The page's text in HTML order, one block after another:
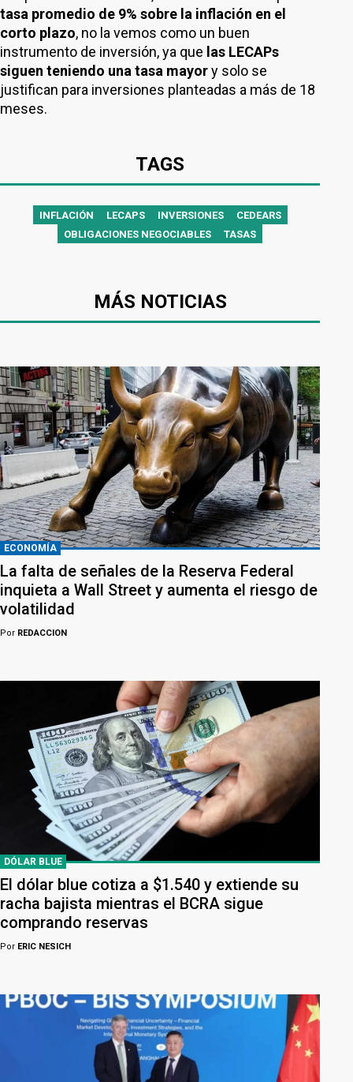
tasa promedio de 9% sobre la inflación en el
corto plazo, no la vemos como un buen
instrumento de inversión, ya que las LECAPs
siguen teniendo una tasa mayory solo se
justifican para inversiones planteadas a más de 18
meses.
TAGS
INFLACIÓN LECAPS INVERSIONES
CEDEARS
OBLIGACIONES NEGOCIABLES
TASAS
MÁS NOTICIAS
ECONOMÍA
La falta de señales de la Reserva Federal
inquieta a Wall Street y aumenta el riesgo de
volatilidad
Por REDACCION
DÓLAR BLUE
El dólar blue cotiza a $1.540 y extiende su
racha bajista mientras el BCRA sigue
comprando reservas
Por ERIC NESICH